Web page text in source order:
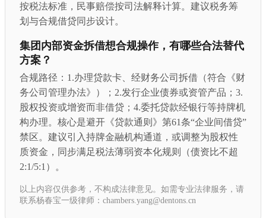
按税法标准，民事赔偿按司法解释计算。建议税务筹
划与合规借贷同步设计。
集团内部资金拆借想合规操作，有哪些合法替代
方案？
合规路径：1.办理贷款卡、经财务公司拆借（符合《财
务公司管理办法》）；2.发行企业债券或资管产品；3.
股权投资或增资而非借贷；4.委托贷款经银行等持牌机
构办理。核心是避开《贷款通则》第61条“企业间借贷”
禁区。建议引入持牌金融机构通道，或调整为股权性
质资金，同步满足税法薄弱资本化规则（债资比不超
2:1/5:1）。
以上内容仅供参考，不构成法律意见。如需专业法律服务，请
联系杨春宝一级律师：chambers.yang@dentons.cn